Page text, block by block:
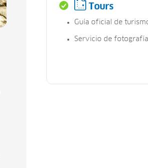
Tours
Guía oficial de
Servicio de